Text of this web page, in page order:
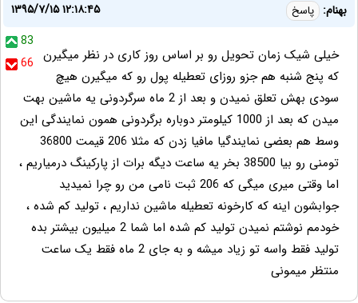
بهنام: پاسخ
۱۳۹۵/۷/۱۵ ۱۲:۱۸:۴۵
83
66 خیلی شیک زمان تحویل رو بر اساس روز کاری در نظر میگیرن
که پنج شنبه هم جزو روزای تعطیله پول رو که میگیرن هیچ
سودی بهش تعلق نمیدن و بعد از 2 ماه سرگردونی یه ماشین بهت
میدن که بعد از 1000 کیلومتر دوباره برگردونی همون نمایندگی این
وسط هم بعضی نمایندگیا مافیا زدن که مثلا 206 قیمت 36800
تومنی رو بیا 38500 بخر یه ساعت دیگه برات از پارکینگ درمیاریم ،
اما وقتی میری میگی که 206 ثبت نامی من رو چرا نمیدید
جوابشون اینه که کارخونه تعطیله ماشین نداریم ، تولید کم شده ،
خودمم نوشتم نمیدن تولید کم شده اما شما 2 میلیون بیشتر بده
تولید فقط واسه تو زیاد میشه و به جای 2 ماه فقط یک ساعت
منتظر میمونی